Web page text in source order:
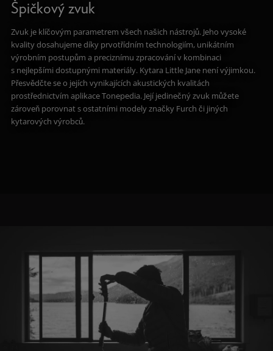
Špičkový zvuk
Zvuk je klíčovým parametrem všech našich nástrojů. Jeho vysoké
kvality dosahujeme díky prvotřídním technologiím, unikátním
výrobním postupům a preciznímu zpracování v kombinaci
s nejlepšími dostupnými materiály. Kytara Little Jane není výjimkou.
Přesvědčte se o jejích vynikajících akustických kvalitách
prostřednictvím aplikace Tonepedia. Její jedinečný zvuk můžete
zároveň porovnat s ostatními modely značky Furch či jiných
kytarových výrobců.